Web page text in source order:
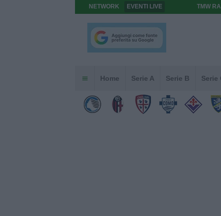
NETWORK EVENTI LIVE TMW
Home Serie A Serie B Serie